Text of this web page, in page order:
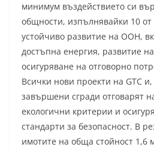
минимум въздействието си
общности, изпълнявайки 10 от
устойчиво развитие на ООН,
достъпна енергия, развитие
осигуряване на отговорно
Всички нови проекти на GTC
завършени сгради отговарят
екологични критерии и
стандарти за безопасност. В
имотите на обща стойност 1,6